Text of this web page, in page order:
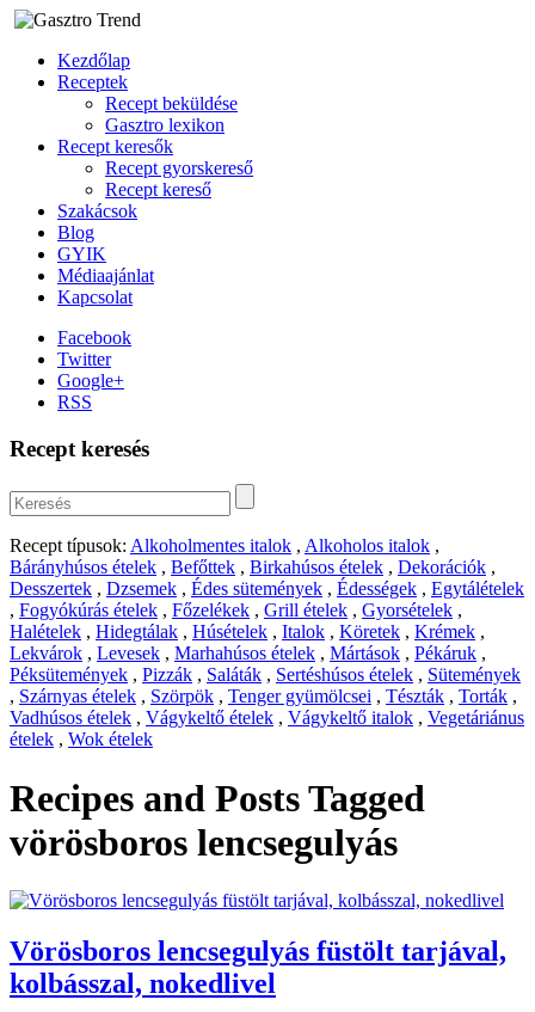
Kezdőlap
Receptek
Recept beküldése
Gasztro lexikon
Recept keresők
Recept gyorskereső
Recept kereső
Szakácsok
Blog
GYIK
Médiaajánlat
Kapcsolat
Facebook
Twitter
Google+
RSS
Recept keresés
Recept típusok: Alkoholmentes italok , Alkoholos italok ,
Bárányhúsos ételek , Befőttek , Birkahúsos ételek , Dekorációk ,
Desszertek , Dzsemek , Édes sütemények , Édességek , Egytálételek
, Fogyókúrás ételek , Főzelékek , Grill ételek , Gyorsételek ,
Halételek , Hidegtálak , Húsételek , Italok , Köretek , Krémek ,
Lekvárok , Levesek , Marhahúsos ételek , Mártások , Pékáruk ,
Péksütemények , Pizzák , Saláták , Sertéshúsos ételek , Sütemények
, Szárnyas ételek , Szörpök , Tenger gyümölcsei , Tészták , Torták ,
Vadhúsos ételek , Vágykeltő ételek , Vágykeltő italok , Vegetáriánus
ételek , Wok ételek
Recipes and Posts Tagged
vörösboros lencsegulyás
Vörösboros lencsegulyás füstölt tarjával,
kolbásszal, nokedlivel